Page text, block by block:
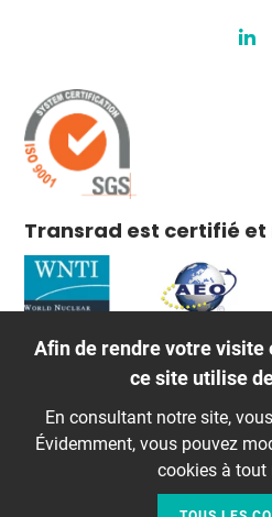
Transrad est certifié et
Afin de rendre votre visite
ce site utilise
En consultant notre site,
Évidemment, vous pouvez
cookies à